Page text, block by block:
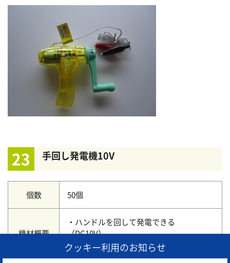
23 手回し発電機10V
個数 50個
機材概要
・ハンドルを回して発電できる
（DC10V）。
・発電の仕組みを手軽に体験できます
クッキー利用のお知らせ